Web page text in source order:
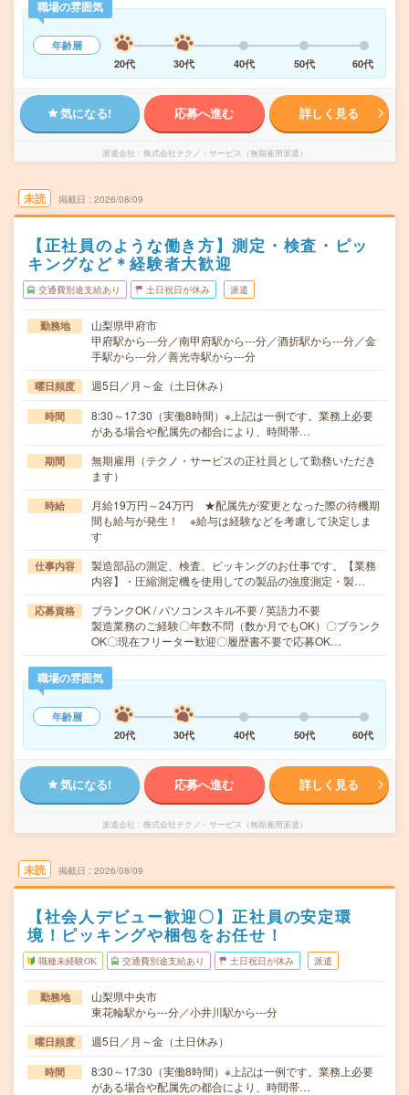
職場の雰囲気
年齢層
20代
30代 40代 50代 60代
気になる! 応募へ進む 詳しく見る
派遣会社 株式会社テクノ・サービス（無期雇用派遣）
未読 掲載日 2026/08/09
【正社員のような働き方】測定・検査・ピッ
キングなど＊経験者大歓迎
交通費別途支給あり 土日祝日が休み 派遣
勤務地
山梨県甲府市
甲府駅から---分／南甲府駅から---分／酒折駅から---分／金
手駅から---分／善光寺駅から---分
曜日頻度 週5日／月～金（土日休み）
時間
8:30～17:30（実働8時間）※上記は一例です。業務上必要
がある場合や配属先の都合により、時間帯…
期間
無期雇用（テクノ・サービスの正社員として勤務いただき
ます）
時給
月給19万円～24万円 ★配属先が変更となった際の待機期
間も給与が発生！ ※給与は経験などを考慮して決定しま
す
仕事内容
製造部品の測定、検査、ピッキングのお仕事です。【業務
内容】・圧縮測定機を使用しての製品の強度測定・製…
応募資格
ブランクOK / パソコンスキル不要 / 英語力不要
製造業務のご経験〇年数不問（数か月でもOK）〇ブランク
OK〇現在フリーター歓迎〇履歴書不要で応募OK…
職場の雰囲気
年齢層
20代
30代 40代 50代 60代
気になる! 応募へ進む 詳しく見る
派遣会社 株式会社テクノ・サービス（無期雇用派遣）
未読 掲載日 2026/08/09
【社会人デビュー歓迎〇】正社員の安定環
境！ピッキングや梱包をお任せ！
職種未経験OK 交通費別途支給あり 土日祝日が休み 派遣
勤務地
山梨県中央市
東花輪駅から---分／小井川駅から---分
曜日頻度 週5日／月～金（土日休み）
時間
8:30～17:30（実働8時間）※上記は一例です。業務上必要
がある場合や配属先の都合により、時間帯…